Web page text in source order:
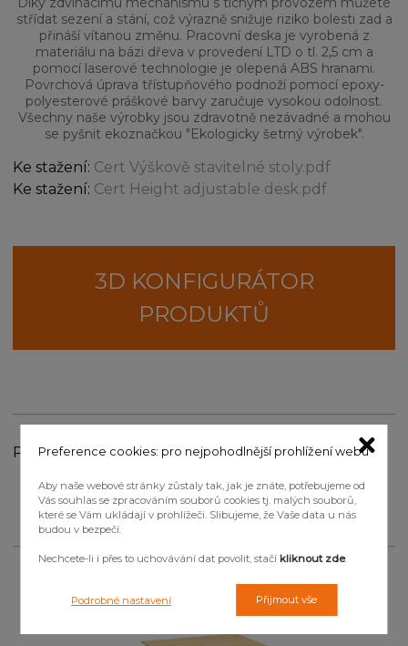
střídat sezení a stání, což výrazně snižuje riziko bolesti zad a
přináší vítanou změnu. Pracovní deska je vyrobená z
materiálu na bázi dřeva v provedení LTD o tl. 2,5 cm a
pomocí laserové technologie je olepená ABS hranami.
Povrchová úprava třístupňového podnoží pomocí epoxy-
polyesterové práškové barvy zaručuje vysokou odolnost.
Všechny naše výrobky jsou zdravotně nezávadné a mohou
se pyšnit ekoznačkou "Ekologicky šetrný výrobek".
Ke stažení: Cert Výškově stavitelné stoly.pdf
Ke stažení: Cert Height adjustable desk.pdf
3D KONFIGURÁTOR
PRODUKTŮ
Počet kusů:
Cena: 11 350Kčbez dph
Preference cookies: pro nejpohodlnější prohlížení webu
Aby naše webové stránky zůstaly tak, jak je znáte, potřebujeme od
Vás souhlas se zpracováním souborů cookies tj. malých souborů,
které se Vám ukládají v prohlížeči. Slibujeme, že Vaše data u nás
budou v bezpečí.
Nechcete-li i přes to uchovávání dat povolit, stačí kliknout zde.
Podrobné nastavení Přijmout vše